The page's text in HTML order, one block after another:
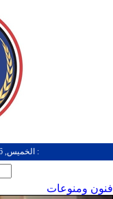
: الخميس, 06-أغسطس-2026 الساعة: 03:42 ص
فنون ومنوعات